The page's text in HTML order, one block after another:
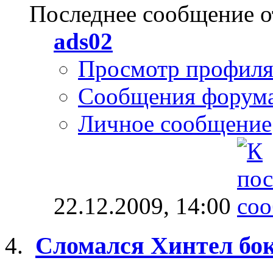
Последнее сообщение
ads02
Просмотр профиля
Сообщения
Личное сообщение
22.12.2009, 14:00
Сломался Хинтел